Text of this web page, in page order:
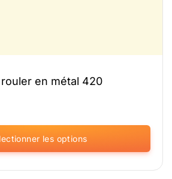
en métal 420
les options